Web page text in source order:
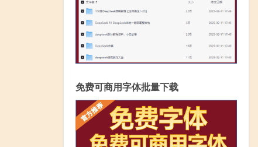
免费可商用字体批量下载